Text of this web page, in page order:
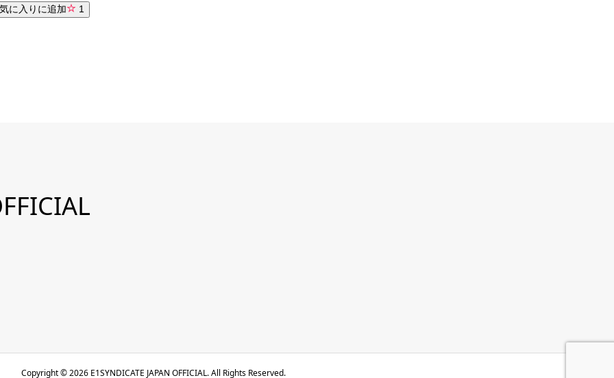
に入りに追加 1
Copyright ©2026 E1SYNDICATE JAPAN OFFICIAL. All Rights Reserved.